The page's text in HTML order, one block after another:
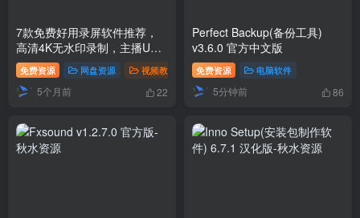
7款免费好用录屏软件推荐，
高清4K无水印录制，主播UP
主都在用的录屏软件
免费资源 网盘资源 视频教程 # 软件推荐 # 录屏 # 录屏软件
5个月前 22
Perfect Backup(备份工具)
v3.6.0 官方中文版
免费资源 电脑软件
5分钟前 86